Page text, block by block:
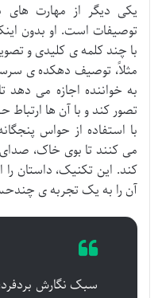
یکی دیگر از مهارت های
توصیفات است. او بدون
با چند کلمه ی کلیدی و
مثلاً، توصیف دهکده ی
به خواننده اجازه می دهد
تصور کند و با آن ها
با استفاده از حواس
می کنند تا بوی خاک، صدای
کند. این تکنیک، داستان
آن را به یک تجربه ی
سبک نگارش